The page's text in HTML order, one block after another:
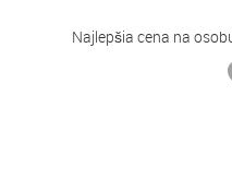
Najlepšia cena na